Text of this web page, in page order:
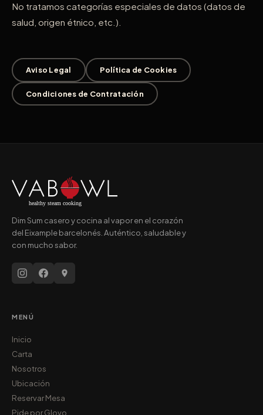
No tratamos categorías especiales de datos (datos de
salud, origen étnico, etc.).
Aviso Legal Política de Cookies
Condiciones de Contratación
Dim Sum casero y cocina al vapor en el corazón
del Eixample barcelonés. Auténtico, saludable y
con mucho sabor.
MENÚ
Inicio
Carta
Nosotros
Ubicación
Reservar Mesa
Pide por Glovo